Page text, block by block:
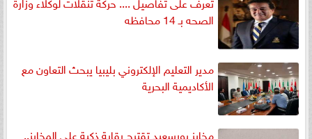
الصحه بـ 14 محافظه
مدير التعليم الإلكتروني بليبيا يبحث التعاون مع
الأكاديمية البحرية
مخابز بورسعيد تقترح رقابة ذكية على المخابز..